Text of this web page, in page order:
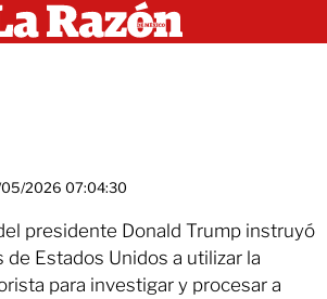
2026 07:04:30
presidente Donald Trump instruyó
Estados Unidos a utilizar la
para investigar y procesar a